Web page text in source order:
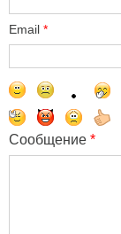
Email *
Сообщение *